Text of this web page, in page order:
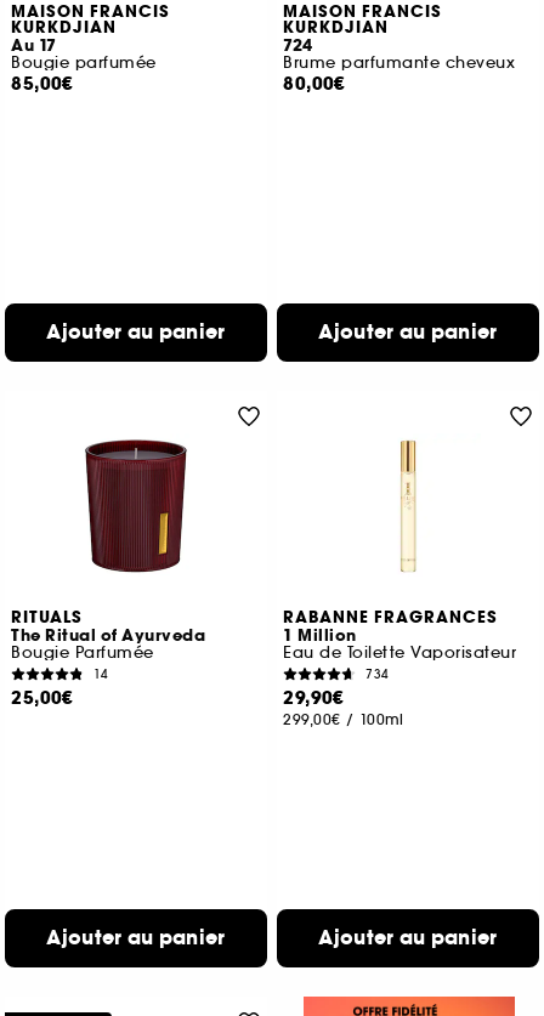
MAISON FRANCIS
KURKDJIAN
Au 17
Bougie parfumée
85,00€
Ajouter au panier
MAISON FRANCIS
KURKDJIAN
724
Brume parfumante cheveux
80,00€
Ajouter au panier
RITUALS
The Ritual of Ayurveda
Bougie Parfumée
14
25,00€
Ajouter au panier
RABANNE FRAGRANCES
1 Million
Eau de Toilette Vaporisateur
734
29,90€
299,00€ / 100ml
Ajouter au panier